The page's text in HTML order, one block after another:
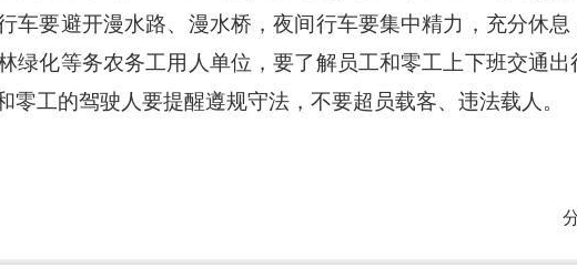
车要避开漫水路、漫水桥，夜间行车要集中精力，充分休息
绿化等务农务工用人单位，要了解员工和零工上下班交通
工的驾驶人要提醒遵规守法，不要超员载客、违法载人。